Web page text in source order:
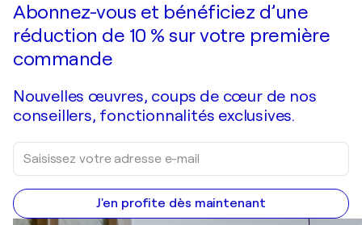
Je passe commande
Abonnez-vous et bénéficiez d’une
réduction de 10 % sur votre première
commande
Nouvelles œuvres, coups de cœur de nos
conseillers, fonctionnalités exclusives.
J'en profite dès maintenant